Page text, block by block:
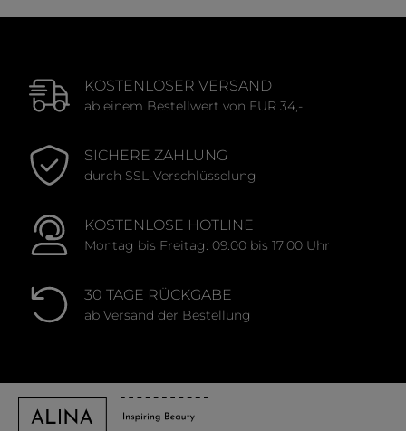
KOSTENLOSER VERSAND
ab einem Bestellwert von EUR 34,-
SICHERE ZAHLUNG
durch SSL-Verschlüsselung
KOSTENLOSE HOTLINE
Montag bis Freitag: 09:00 bis 17:00 Uhr
30 TAGE RÜCKGABE
ab Versand der Bestellung